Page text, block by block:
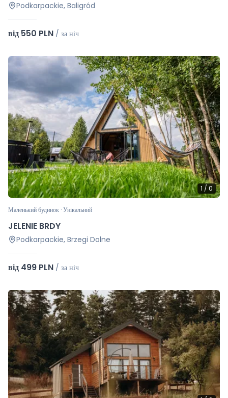
Podkarpackie, Baligród
від 550 PLN / за ніч
1 / 0
Маленький будинок · Унікальний
JELENIE BRDY
Podkarpackie, Brzegi Dolne
від 499 PLN / за ніч